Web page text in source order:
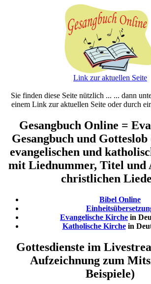
Link zur aktuellen Seite
Sie finden diese Seite nützlich ... ... dann
einem Link zur aktuellen Seite oder durch
Gesangbuch Online =
Gesangbuch und
evangelischen und
mit Liednummer, Titel und
christlichen
Bibel Online
Evangelische Kirche in
Katholische Kirchein
Gottesdienste im
Aufzeichnung zum
Beispiele)